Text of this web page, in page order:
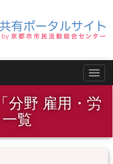
ナビ
分野 雇用・労
覧